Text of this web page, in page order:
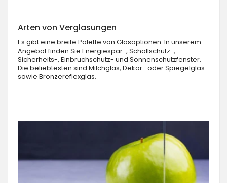
Arten von Verglasungen
Es gibt eine breite Palette von Glasoptionen. In unserem
Angebot finden Sie Energiespar-, Schallschutz-,
Sicherheits-, Einbruchschutz- und Sonnenschutzfenster.
Die beliebtesten sind Milchglas, Dekor- oder Spiegelglas
sowie Bronzereflexglas.